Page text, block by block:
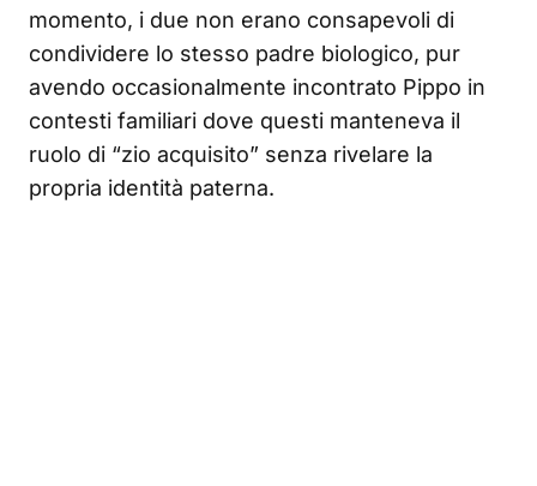
momento, i due non erano consapevoli di
condividere lo stesso padre biologico, pur
avendo occasionalmente incontrato Pippo in
contesti familiari dove questi manteneva il
ruolo di “zio acquisito” senza rivelare la
propria identità paterna.